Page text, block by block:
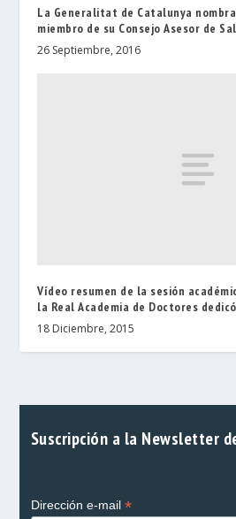
La Generalitat de Catalunya
miembro de su Consejo Asesor de
26 Septiembre, 2016
Vídeo resumen de la sesión
la Real Academia de Doctores
18 Diciembre, 2015
Suscripción a la Newsletter
Dirección e-mail *